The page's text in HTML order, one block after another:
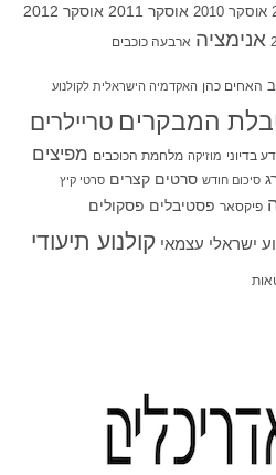
אוסקר 2010 אוסקר 2011 אוסקר 2012
אנימציה ארבעה כוכבים
האחים כהן האקדמיה הישראלית לקולנוע
המבקרים טריילרים
בדיוני מוזיקה מלחמת הכוכבים מפיצים
סיכום חודש סרטים קצרים סרטי קיץ
פיקסאר פסטיבלים פסקולים
ישראלי עצמאי קולנוע תיעודי